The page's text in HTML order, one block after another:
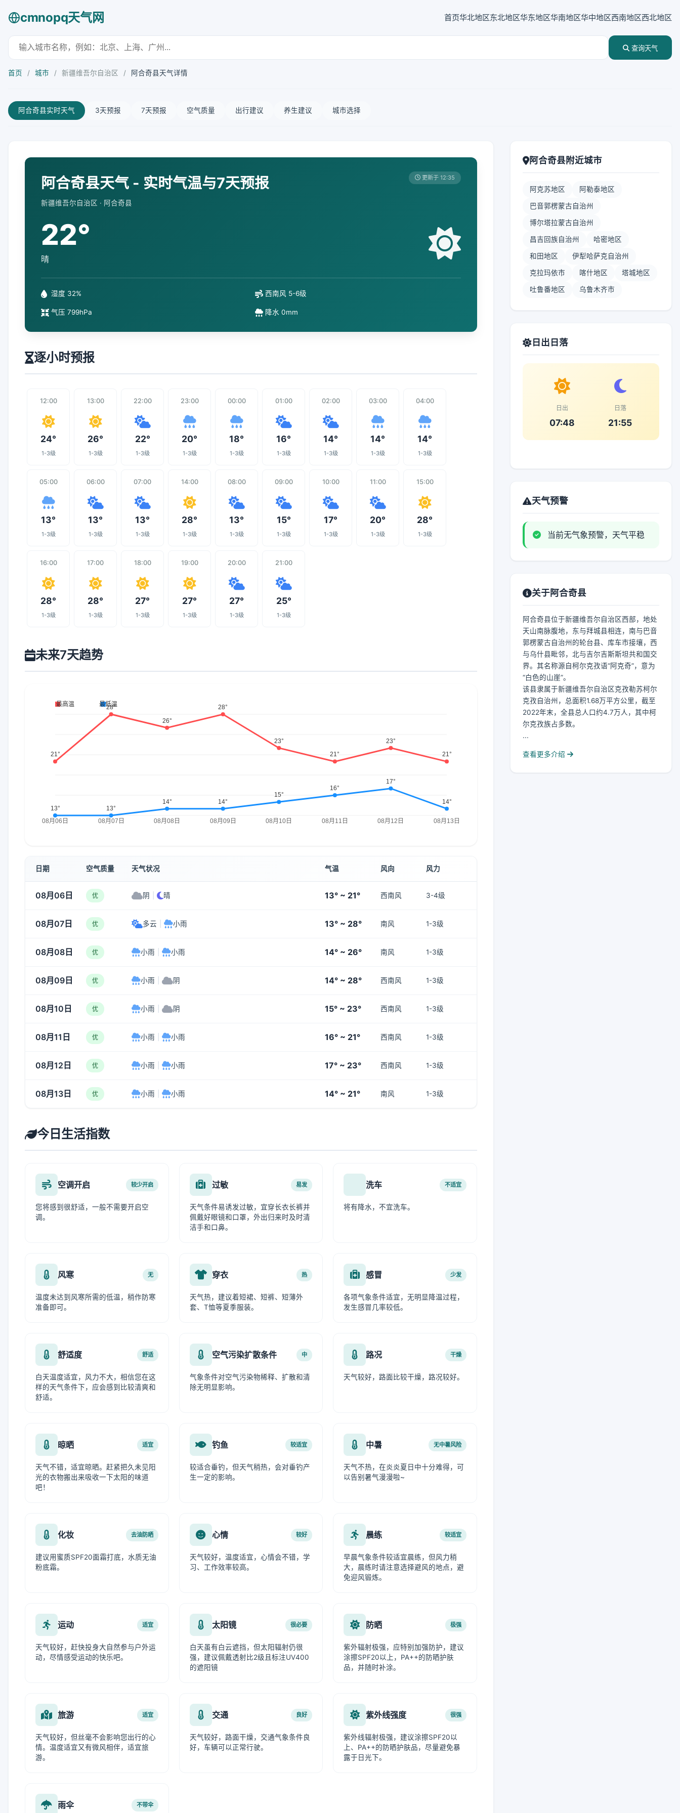
cmnopq天气网 首页华北地区东北地区华东地区华南地区华中地区西南地区西北地区
查询天气
首页 / 城市 / 新疆维吾尔自治区 / 阿合奇县天气详情
阿合奇县实时天气 3天预报 7天预报 空气质量 出行建议 养生建议 城市选择
阿合奇县天气 - 实时气温与7天预报
新疆维吾尔自治区 · 阿合奇县
更新于 12:35
22°
晴
湿度 32% 西南风 5-6级
气压 799hPa 降水 0mm
逐小时预报
12:00
24°
1-3级
13:00
26°
1-3级
22:00
22°
1-3级
23:00
20°
1-3级
00:00
18°
1-3级
01:00
16°
1-3级
02:00
14°
1-3级
03:00
14°
1-3级
04:00
14°
1-3级
05:00
13°
1-3级
06:00
13°
1-3级
07:00
13°
1-3级
14:00
28°
1-3级
08:00
13°
1-3级
09:00
15°
1-3级
10:00
17°
1-3级
11:00
20°
1-3级
15:00
28°
1-3级
16:00
28°
1-3级
17:00
28°
1-3级
18:00
27°
1-3级
19:00
27°
1-3级
20:00
27°
1-3级
21:00
25°
1-3级
未来7天趋势
日期 空气质量 天气状况 气温 风向 风力
08月06日 优 阴 晴 13° ~ 21° 西南风 3-4级
08月07日 优 多云 小雨 13° ~ 28° 南风 1-3级
08月08日 优 小雨 小雨 14° ~ 26° 南风 1-3级
08月09日 优 小雨 阴 14° ~ 28° 西南风 1-3级
08月10日 优 小雨 阴 15° ~ 23° 西南风 1-3级
08月11日 优 小雨 小雨 16° ~ 21° 西南风 1-3级
08月12日 优 小雨 小雨 17° ~ 23° 西南风 1-3级
08月13日 优 小雨 小雨 14° ~ 21° 南风 1-3级
今日生活指数
空调开启 较少开启
您将感到很舒适，一般不需要开启空
调。
过敏 易发
天气条件易诱发过敏，宜穿长衣长裤并
佩戴好眼镜和口罩，外出归来时及时清
洁手和口鼻。
洗车 不适宜
将有降水，不宜洗车。
风寒 无
温度未达到风寒所需的低温，稍作防寒
准备即可。
穿衣 热
天气热，建议着短裙、短裤、短薄外
套、T恤等夏季服装。
感冒 少发
各项气象条件适宜，无明显降温过程，
发生感冒几率较低。
舒适度 舒适
白天温度适宜，风力不大，相信您在这
样的天气条件下，应会感到比较清爽和
舒适。
空气污染扩散条件 中
气象条件对空气污染物稀释、扩散和清
除无明显影响。
路况 干燥
天气较好，路面比较干燥，路况较好。
晾晒 适宜
天气不错，适宜晾晒。赶紧把久未见阳
光的衣物搬出来吸收一下太阳的味道
吧！
钓鱼 较适宜
较适合垂钓，但天气稍热，会对垂钓产
生一定的影响。
中暑 无中暑风险
天气不热，在炎炎夏日中十分难得，可
以告别暑气漫漫啦~
化妆 去油防晒
建议用蜜质SPF20面霜打底，水质无油
粉底霜。
心情 较好
天气较好，温度适宜，心情会不错，学
习、工作效率较高。
晨练 较适宜
早晨气象条件较适宜晨练，但风力稍
大，晨练时请注意选择避风的地点，避
免迎风锻炼。
运动 适宜
天气较好，赶快投身大自然参与户外运
动，尽情感受运动的快乐吧。
太阳镜 很必要
白天虽有白云遮挡，但太阳辐射仍很
强，建议佩戴透射比2级且标注UV400
的遮阳镜
防晒 极强
紫外辐射极强，应特别加强防护，建议
涂擦SPF20以上，PA++的防晒护肤
品，并随时补涂。
旅游 适宜
天气较好，但丝毫不会影响您出行的心
情。温度适宜又有微风相伴，适宜旅
游。
交通 良好
天气较好，路面干燥，交通气象条件良
好，车辆可以正常行驶。
紫外线强度 很强
紫外线辐射极强，建议涂擦SPF20以
上、PA++的防晒护肤品，尽量避免暴
露于日光下。
雨伞 不带伞
阿合奇县附近城市
阿克苏地区 阿勒泰地区
巴音郭楞蒙古自治州
博尔塔拉蒙古自治州
昌吉回族自治州 哈密地区
和田地区 伊犁哈萨克自治州
克拉玛依市 喀什地区 塔城地区
吐鲁番地区 乌鲁木齐市
日出日落
日出
07:48
日落
21:55
天气预警
当前无气象预警，天气平稳
关于阿合奇县
阿合奇县位于新疆维吾尔自治区西部，地处
天山南脉腹地，东与拜城县相连，南与巴音
郭楞蒙古自治州的轮台县、库车市接壤，西
与乌什县毗邻，北与吉尔吉斯斯坦共和国交
界。其名称源自柯尔克孜语“阿克奇”，意为
“白色的山崖”。
该县隶属于新疆维吾尔自治区克孜勒苏柯尔
克孜自治州，总面积1.68万平方公里，截至
2022年末，全县总人口约4.7万人，其中柯
尔克孜族占多数。
...
查看更多介绍